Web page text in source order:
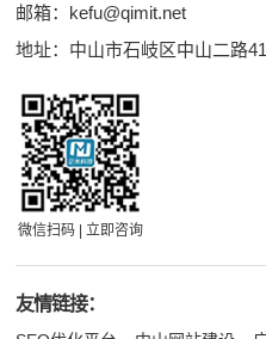
邮箱： kefu@qimit.net
地址：中山市石岐区中山二路
微信扫码 | 立即咨询
友情链接：